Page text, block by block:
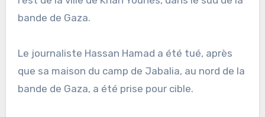
bande de Gaza.
Le journaliste Hassan Hamad a été tué, après
que sa maison du camp de Jabalia, au nord de la
bande de Gaza, a été prise pour cible.